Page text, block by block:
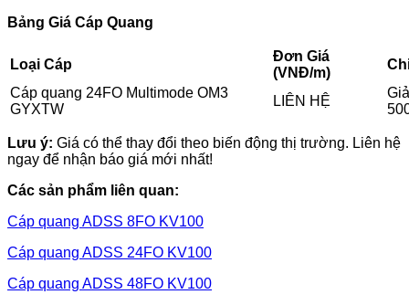
Bảng Giá Cáp Quang
Loại Cáp
Đơn Giá
(VNĐ/m)
Cáp quang 24FO Multimode OM3
GYXTW
LIÊN HỆ
Lưu ý: Giá có thể thay đổi theo biến động thị trường. Liên hệ
ngay để nhận báo giá mới nhất!
Các sản phẩm liên quan:
Cáp quang ADSS 8FO KV100
Cáp quang ADSS 24FO KV100
Cáp quang ADSS 48FO KV100